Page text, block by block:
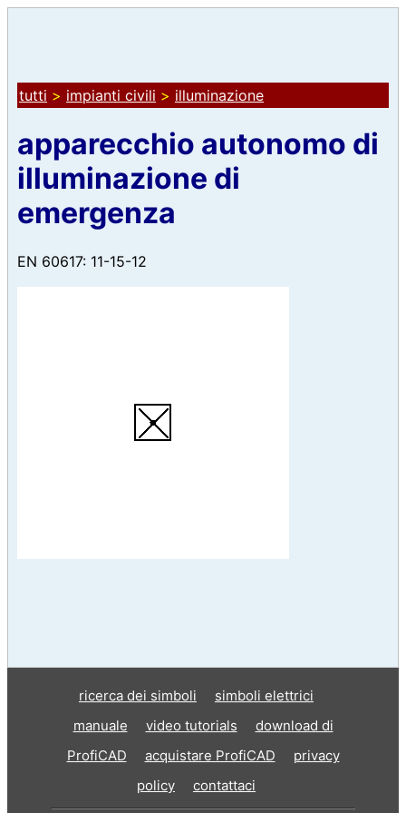
tutti > impianti civili > illuminazione
apparecchio autonomo di
illuminazione di
emergenza
EN 60617: 11-15-12
ricerca dei simboli
simboli elettrici
manuale
video tutorials
download di
ProfiCAD
acquistare ProfiCAD
privacy
policy
contattaci